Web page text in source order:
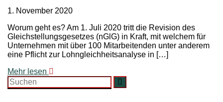
1. November 2020
Worum geht es? Am 1. Juli 2020 tritt die Revision des
Gleichstellungsgesetzes (nGlG) in Kraft, mit welchem für
Unternehmen mit über 100 Mitarbeitenden unter anderem
eine Pflicht zur Lohngleichheitsanalyse in […]
Mehr lesen
Search
for: